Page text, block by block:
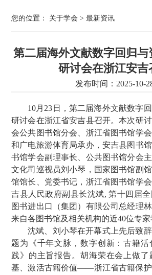
您的位置： 关于学会 > 最新资讯
第二届海外文献数字回归
研讨会在浙江安吉
发布时间：2025-10-
10月23日，第二届海外文献数字
研讨会在浙江省安吉县召开。本次研
会公共图书馆分会、浙江省图书馆学
和广电旅游体育局承办，安吉县图书
书馆学会副理事长、公共图书馆分会
文化司巡视员刘小琴，国家图书馆副
馆馆长、党委书记，浙江省图书馆学
吉县人民政府副县长沈斌, 第十四届
图书进出口（集团）有限公司总经理
来自各图书馆及相关机构的近40位专家
沈斌、刘小琴在开幕式上先后致
题为《千年文脉，数字创新：古籍
践》的主旨报告。胡海荣在会上做了
基、激活古籍价值——浙江省古籍保